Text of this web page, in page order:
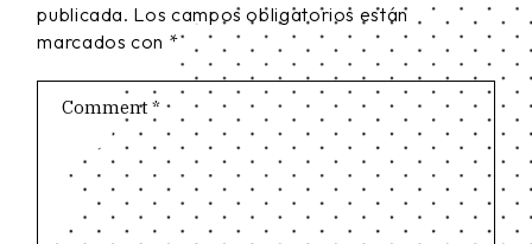
publicada. Los campos obligatorios están
marcados con *